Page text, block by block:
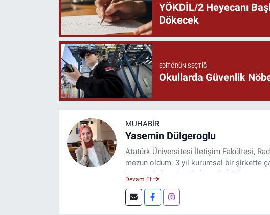
YÖKDİL/2 Heyecanı
Dökecek
EDITÖRÜN SEÇTIĞI
Okullarda Güvenlik
MUHABIR
Yasemin Dülgeroglu
Atatürk Üniversitesi İletişim Fakültesi,
mezun oldum. 3 yıl kurumsal bir şirkette
internet haber sitesinde muhabirlik
Devam Et